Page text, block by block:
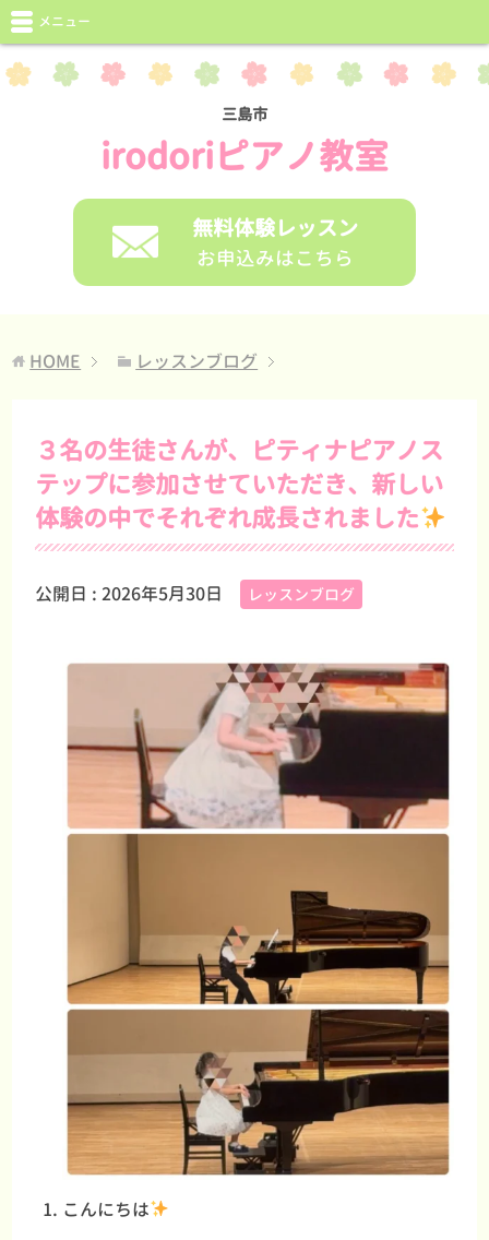
三島市
irodoriピアノ教室
無料体験レッスン
お申込みはこちら
メニュー
HOME レッスンブログ
３名の生徒さんが、ピティナピアノス
テップに参加させていただき、新しい
体験の中でそれぞれ成長されました
公開日 :2026年5月30日 レッスンブログ
こんにちは